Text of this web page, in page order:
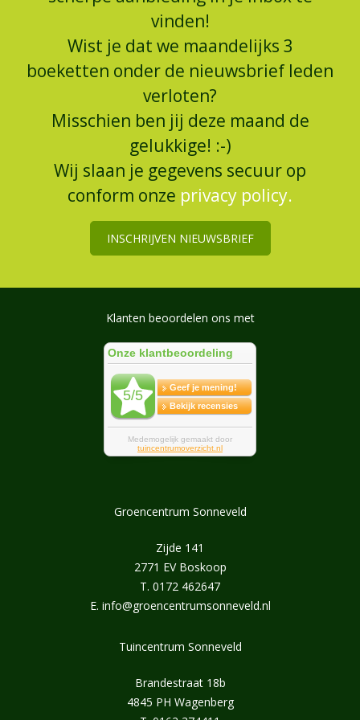
vinden!
Wist je dat we maandelijks 3
boeketten onder de nieuwsbrief leden
verloten?
Misschien ben jij deze maand de
gelukkige! :-)
Wij slaan je gegevens secuur op
conform onze privacy policy.
INSCHRIJVEN NIEUWSBRIEF
Klanten beoordelen ons met
Groencentrum Sonneveld
Zijde 141
2771 EV Boskoop
T. 0172 462647
E. info@groencentrumsonneveld.nl
Tuincentrum Sonneveld
Brandestraat 18b
4845 PH Wagenberg